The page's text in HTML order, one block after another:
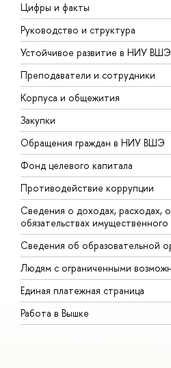
Цифры и факты
Руководство и структура
Устойчивое развитие в НИУ ВШЭ
Преподаватели и сотрудники
Корпуса и общежития
Закупки
Обращения граждан в НИУ ВШЭ
Фонд целевого капитала
Противодействие коррупции
Сведения о доходах, расходах,
обязательствах имущественного
Сведения об образовательной
Людям с ограниченными
Единая платежная страница
Работа в Вышке